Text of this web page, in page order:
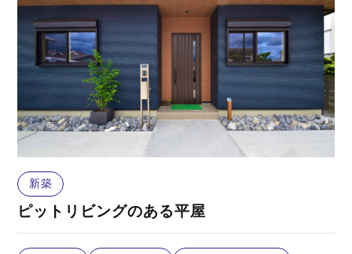
新築
ピットリビングのある平屋